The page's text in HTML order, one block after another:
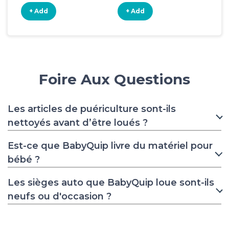
+ Add + Add
Foire Aux Questions
Les articles de puériculture sont-ils
nettoyés avant d’être loués ?
Est-ce que BabyQuip livre du matériel pour
bébé ?
Les sièges auto que BabyQuip loue sont-ils
neufs ou d'occasion ?